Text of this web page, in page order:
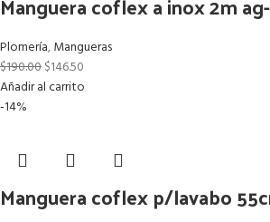
Plomería,Mangueras
$190.00$146.50
Añadir al carrito
-14%
Manguera coflex p/lavabo